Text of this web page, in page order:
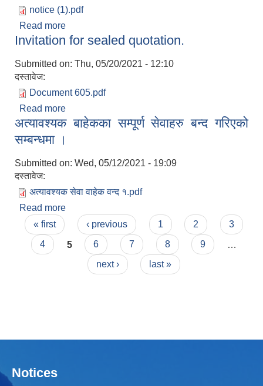
notice (1).pdf
Read more
Invitation for sealed quotation.
Submitted on: Thu, 05/20/2021 - 12:10
दस्तावेज:
Document 605.pdf
Read more
अत्यावश्यक बाहेकका सम्पूर्ण सेवाहरु बन्द गरिएको
सम्बन्धमा ।
Submitted on: Wed, 05/12/2021 - 19:09
दस्तावेज:
अत्यावश्यक सेवा वाहेक वन्द १.pdf
Read more
सम्बन्धमा ।
Pages
« first ‹ previous 1 2
3
4
5 6 7 8 9
next ›
last »
Notices